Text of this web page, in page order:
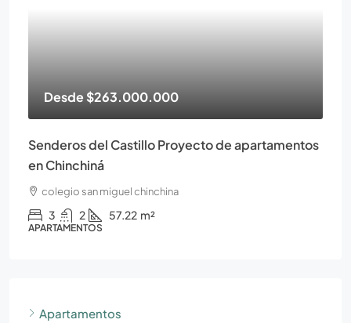
Desde$263.000.000
Senderos del Castillo Proyecto de apartamentos
en Chinchiná
colegio san miguel chinchina
3 2 57.22 m²
APARTAMENTOS
Apartamentos